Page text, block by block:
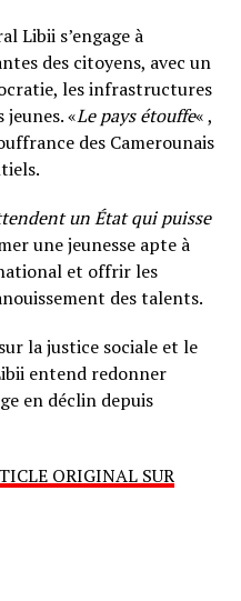
Libii s’engage à
des citoyens, avec un
les infrastructures
«Le pays étouffe« ,
des Camerounais
un État qui puisse
une jeunesse apte à
et offrir les
des talents.
la justice sociale et le
entend redonner
en déclin depuis
ORIGINAL SUR